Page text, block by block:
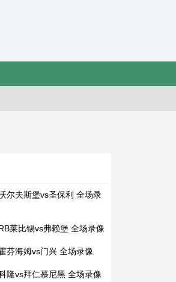
尔夫斯堡vs圣保利 全场录
莱比锡vs弗赖堡 全场录像
芬海姆vs门兴 全场录像
隆vs拜仁慕尼黑 全场录像